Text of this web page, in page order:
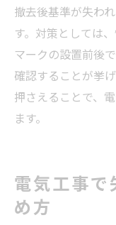
撤去後基準が失わ
す。対策としては
マークの設置前後
確認することが挙
押さえることで、
ます。
電気工事で
め方